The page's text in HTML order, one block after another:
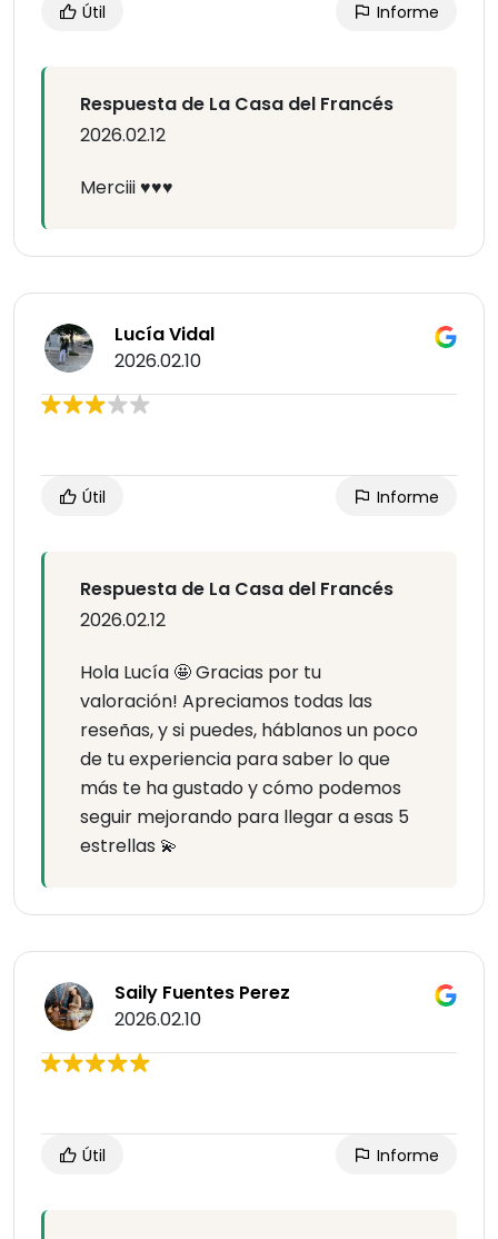
Útil Informe
Respuesta de La Casa del Francés
2026.02.12
Merciii ♥️♥️♥️
Lucía Vidal
2026.02.10
Útil Informe
Respuesta de La Casa del Francés
2026.02.12
Hola Lucía 🤩 Gracias por tu
valoración! Apreciamos todas las
reseñas, y si puedes, háblanos un poco
de tu experiencia para saber lo que
más te ha gustado y cómo podemos
seguir mejorando para llegar a esas 5
estrellas 💫
Saily Fuentes Perez
2026.02.10
Útil Informe